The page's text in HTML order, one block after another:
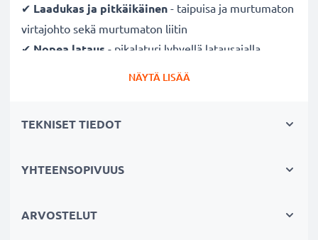
✔ Laadukas ja pitkäikäinen - taipuisa ja murtumaton
virtajohto sekä murtumaton liitin
✔ Nopea lataus - pikalaturi lyhyellä latausajalla
Hellävarainen ja turvallinen laturi
✔Turvallinen- suojattu oikosululta,
✔Pieni ja kevyt- kulkee mukana matkalla
Pienikokoinen System Connector laturi sopii
NÄYTÄ LISÄÄ
TEKNISET TIEDOT
YHTEENSOPIVUUS
ARVOSTELUT